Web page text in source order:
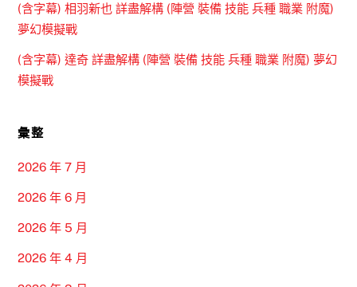
(含字幕) 相羽新也 詳盡解構 (陣營 裝備 技能 兵種 職業 附魔)
夢幻模擬戰
(含字幕) 達奇 詳盡解構 (陣營 裝備 技能 兵種 職業 附魔) 夢幻
模擬戰
彙整
2026 年 7 月
2026 年 6 月
2026 年 5 月
2026 年 4 月